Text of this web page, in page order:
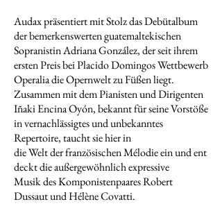
Audax präsentiert mit Stolz das Debütalbum
der bemerkenswerten guatemaltekischen
Sopranistin Adriana González, der seit ihrem
ersten Preis bei Placido Domingos Wettbewerb
Operalia die Opernwelt zu Füßen liegt.
Zusammen mit dem Pianisten und Dirigenten
Iñaki Encina Oyón, bekannt für seine Vorstöße
in vernachlässigtes und unbekanntes
Repertoire, taucht sie hier in
die Welt der französischen Mélodie ein und ent
deckt die außergewöhnlich expressive
Musik des Komponistenpaares Robert
Dussaut und Hélène Covatti.